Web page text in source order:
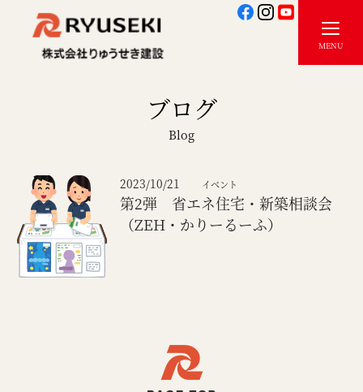
ブログ
Blog
2023/10/21 イベント
第2弾 省エネ住宅・新築相談会
（ZEH・かりーるーふ）